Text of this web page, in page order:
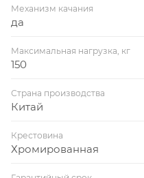
Механизм качания
да
Максимальная нагрузка, кг
150
Страна производства
Китай
Крестовина
Хромированная